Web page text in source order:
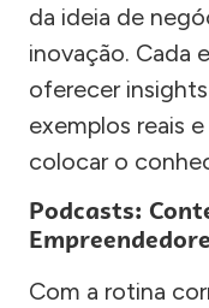
da ideia de
inovação. Cada
oferecer
exemplos reais
colocar o
Podcasts:
Com a rotina